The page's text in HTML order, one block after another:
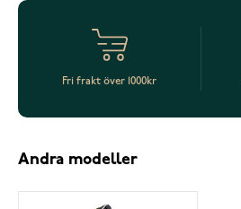
Fri frakt över 1000kr
Andra modeller